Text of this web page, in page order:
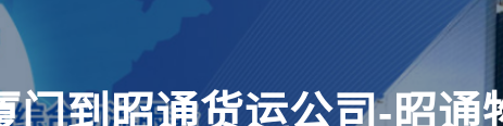
门到昭通货运公司-昭通